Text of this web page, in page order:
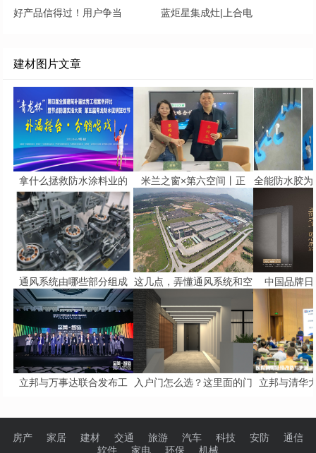
好产品信得过！用户争当
蓝炬星集成灶|上合电
建材图片文章
拿什么拯救防水涂料业的 米兰之窗×第六空间丨正 全能防水胶
通风系统由哪些部分组成 这几点，弄懂通风系统和空 中国品牌
立邦与万事达联合发布工 入户门怎么选？这里面的门 立邦与清华
房产 家居 建材 交通 旅游 汽车 科技 安防
通信
软件
家电 环保 机械